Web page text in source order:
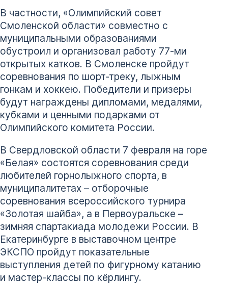
В частности, «Олимпийский совет
Смоленской области» совместно с
муниципальными образованиями
обустроил и организовал работу 77-ми
открытых катков. В Смоленске пройдут
соревнования по шорт-треку, лыжным
гонкам и хоккею. Победители и призеры
будут награждены дипломами, медалями,
кубками и ценными подарками от
Олимпийского комитета России.
В Свердловской области 7 февраля на горе
«Белая» состоятся соревнования среди
любителей горнолыжного спорта, в
муниципалитетах – отборочные
соревнования всероссийского турнира
«Золотая шайба», а в Первоуральске –
зимняя спартакиада молодежи России. В
Екатеринбурге в выставочном центре
ЭКСПО пройдут показательные
выступления детей по фигурному катанию
и мастер-классы по кёрлингу.